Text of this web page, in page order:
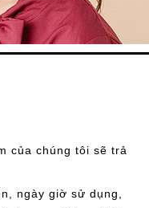
của chúng tôi sẽ trả
ngày giờ sử dụng,